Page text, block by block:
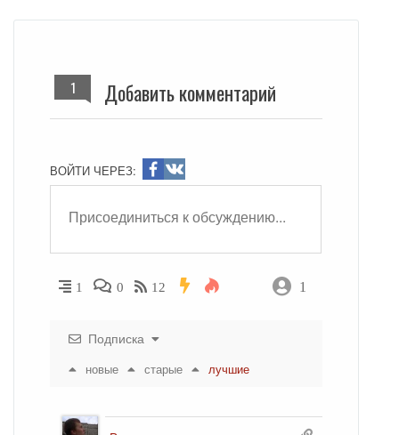
1 Добавить комментарий
ВОЙТИ ЧЕРЕЗ:
1 0 12 1
Подписка
новые старые лучшие